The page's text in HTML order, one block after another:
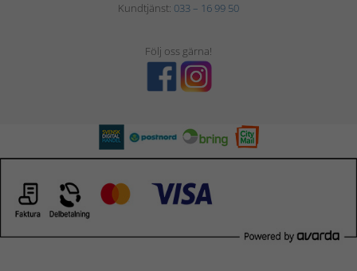
Kundtjänst: 033 – 16 99 50
Följ oss gärna!